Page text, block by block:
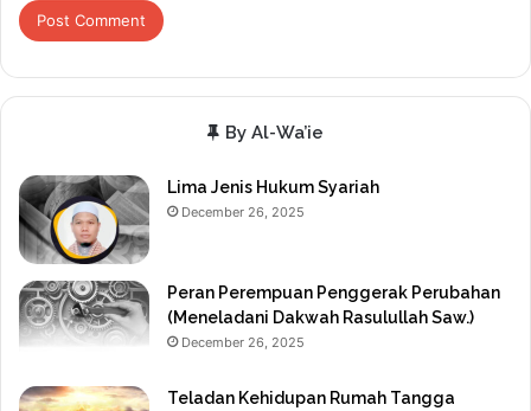
By Al-Wa’ie
Lima Jenis Hukum Syariah
December 26, 2025
Peran Perempuan Penggerak Perubahan
(Meneladani Dakwah Rasulullah Saw.)
December 26, 2025
Teladan Kehidupan Rumah Tangga